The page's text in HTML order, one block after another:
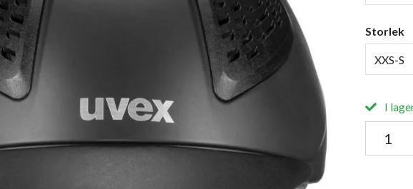
Storlek
XXS-S
I